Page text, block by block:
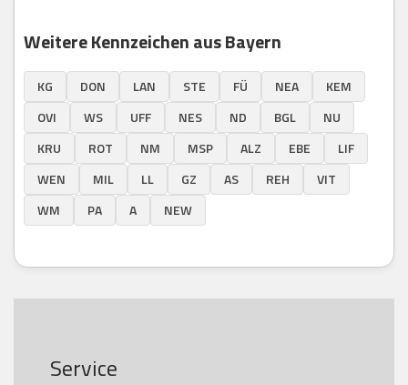
Weitere Kennzeichen aus Bayern
KG DON LAN STE FÜ NEA
KEM
OVI
WS UFF NES ND BGL
NU
KRU
ROT NM MSP ALZ EBE
LIF
WEN
MIL LL GZ AS REH
VIT
WM
PA A NEW
Service